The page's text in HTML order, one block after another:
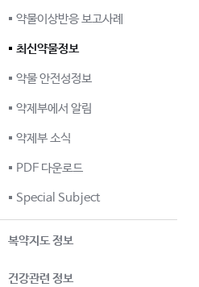
약물이상반응 보고사례
최신약물정보
약물 안전성정보
약제부에서 알림
약제부 소식
PDF 다운로드
Special Subject
복약지도 정보
건강관련 정보